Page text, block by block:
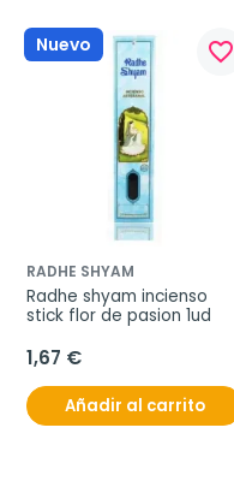
Nuevo favorite_border
RADHE SHYAM
Radhe shyam incienso
stick flor de pasion 1ud
1,67 €
Añadir al carrito